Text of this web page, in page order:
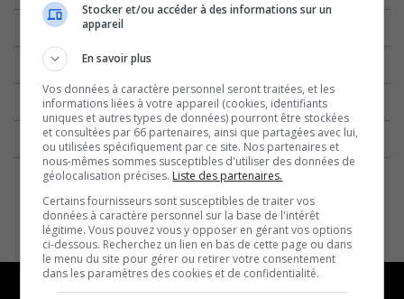
Stocker et/ou accéder à des informations sur un
appareil
En savoir plus
Vos données à caractère personnel seront traitées, et les
informations liées à votre appareil (cookies, identifiants
uniques et autres types de données) pourront être stockées
et consultées par 66 partenaires, ainsi que partagées avec lui,
ou utilisées spécifiquement par ce site. Nos partenaires et
nous-mêmes sommes susceptibles d'utiliser des données de
géolocalisation précises. Liste des partenaires.
Certains fournisseurs sont susceptibles de traiter vos
données à caractère personnel sur la base de l'intérêt
légitime. Vous pouvez vous y opposer en gérant vos options
ci-dessous. Recherchez un lien en bas de cette page ou dans
le menu du site pour gérer ou retirer votre consentement
dans les paramètres des cookies et de confidentialité.